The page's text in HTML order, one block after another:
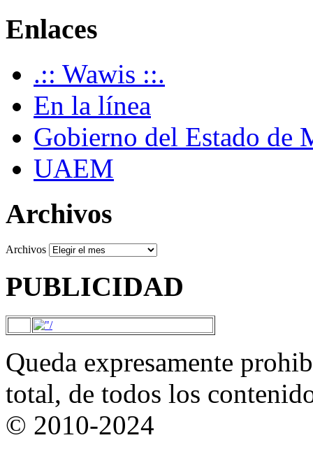
Enlaces
.:: Wawis ::.
En la línea
Gobierno del Estado de
UAEM
Archivos
Archivos
PUBLICIDAD
Queda expresamente
total, de todos los
© 2010-2024